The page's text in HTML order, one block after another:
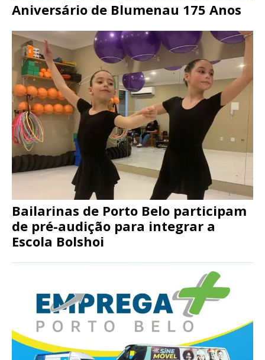
Aniversário de Blumenau 175 Anos
Bailarinas de Porto Belo participam
de pré-audição para integrar a
Escola Bolshoi